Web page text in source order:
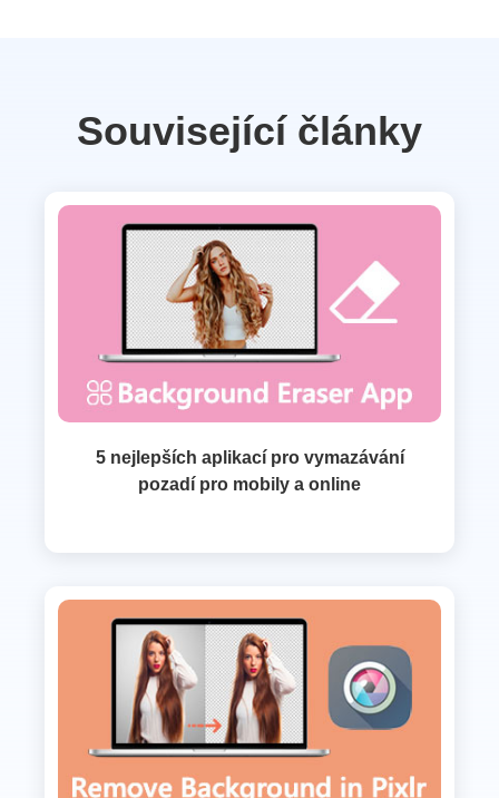
Související články
5 nejlepších aplikací pro vymazávání
pozadí pro mobily a online